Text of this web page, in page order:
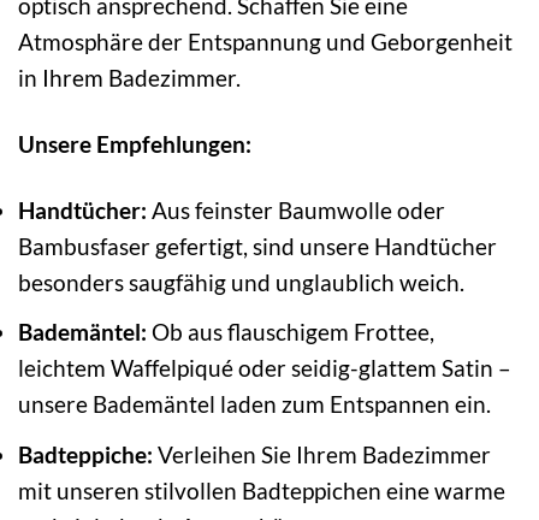
Atmosphäre der Entspannung und Geborgenheit
in Ihrem Badezimmer.
Unsere Empfehlungen:
Handtücher: Aus feinster Baumwolle oder
Bambusfaser gefertigt, sind unsere Handtücher
besonders saugfähig und unglaublich weich.
Bademäntel: Ob aus flauschigem Frottee,
leichtem Waffelpiqué oder seidig-glattem Satin –
unsere Bademäntel laden zum Entspannen ein.
Badteppiche: Verleihen Sie Ihrem Badezimmer
mit unseren stilvollen Badteppichen eine warme